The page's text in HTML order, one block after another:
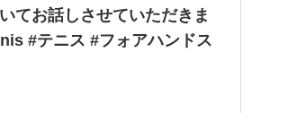
てお話しさせていただきま
#テニス #フォアハンドス